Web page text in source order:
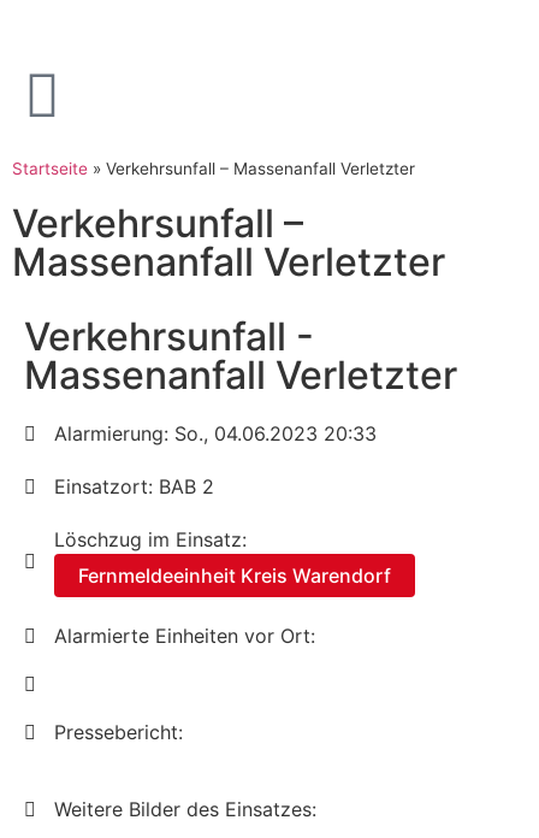
Startseite » Verkehrsunfall – Massenanfall Verletzter
Verkehrsunfall –
Massenanfall Verletzter
Verkehrsunfall -
Massenanfall Verletzter
Alarmierung: So., 04.06.2023 20:33
Einsatzort: BAB 2
Löschzug im Einsatz:
Fernmeldeeinheit Kreis Warendorf
Alarmierte Einheiten vor Ort:
Pressebericht:
Weitere Bilder des Einsatzes: